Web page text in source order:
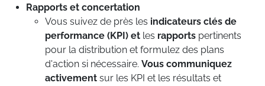
Rapports et concertation
Vous suivez de près les indicateurs clés de
performance (KPI) et les rapports pertinents
pour la distribution et formulez des plans
d'action si nécessaire. Vous communiquez
activement sur les KPI et les résultats et